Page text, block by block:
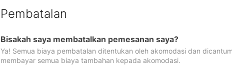
Pembatalan
Bisakah saya membatalkan pemesanan saya?
Ya! Semua biaya pembatalan ditentukan oleh akomodasi dan
membayar semua biaya tambahan kepada akomodasi.